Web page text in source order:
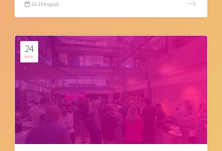
22-23 August
24
AUG